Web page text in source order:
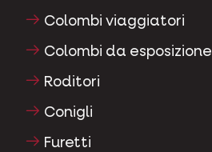
Colombi viaggiatori
Colombi da esposizione
Roditori
Conigli
Furetti